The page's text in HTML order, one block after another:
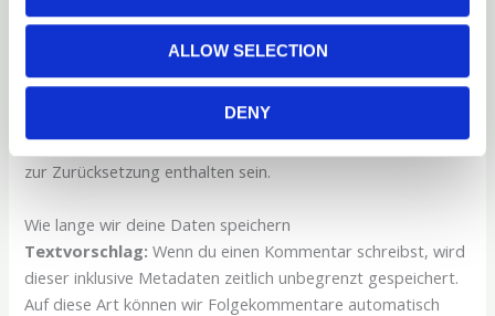
ALLOW SELECTION
DENY
eingebetteten Inhalt, falls du ein Konto hast und auf dieser
Website angemeldet bist.
Mit wem wir deine Daten teilen
Wenn du eine Zurücksetzung des
Passworts beantragst, wird deine IP-Adresse in der E-Mail
zur Zurücksetzung enthalten sein.
Wie lange wir deine Daten speichern
Textvorschlag:Wenn du einen Kommentar schreibst, wird
dieser inklusive Metadaten zeitlich unbegrenzt gespeichert.
Auf diese Art können wir Folgekommentare automatisch